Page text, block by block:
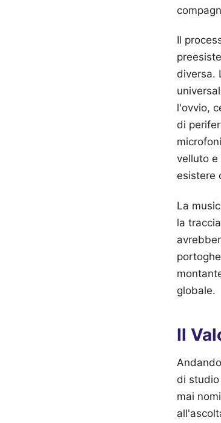
Il
diversa.
l'ovvio,
di
velluto
esistere
La
la
globale.
Il
di
mai